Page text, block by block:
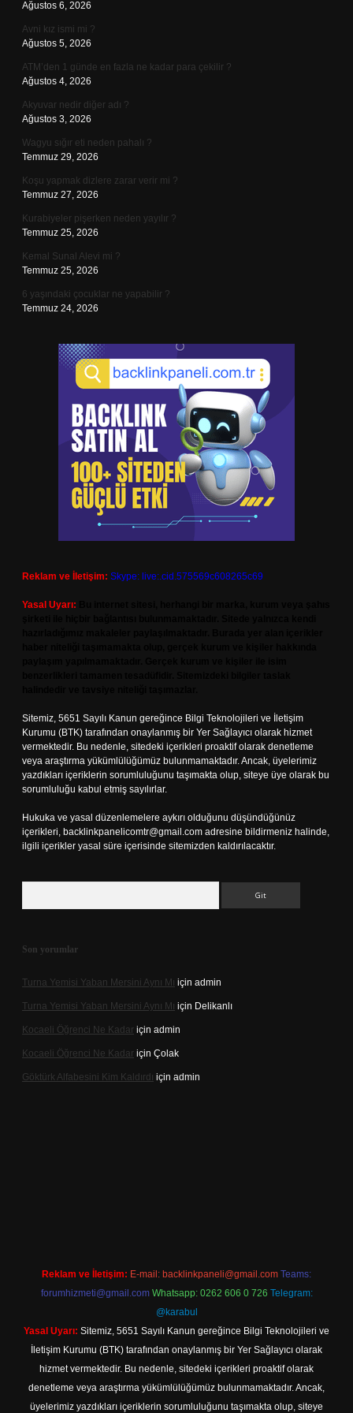
Ağustos 6, 2026
Avni kız ismi mi ?
Ağustos 5, 2026
ATM’den 1 günde en fazla ne kadar para çekilir ?
Ağustos 4, 2026
Akyuvar nedir diğer adı ?
Ağustos 3, 2026
Wagyu sığır eti neden pahalı ?
Temmuz 29, 2026
Koşu yapmak dizlere zarar verir mi ?
Temmuz 27, 2026
Kurabiyeler pişerken neden yayılır ?
Temmuz 25, 2026
Kemal Sunal Alevi mi ?
Temmuz 25, 2026
6 yaşındaki çocuklar ne yapabilir ?
Temmuz 24, 2026
Reklam ve İletişim: Skype: live:.cid.575569c608265c69
Yasal Uyarı:
Sitemiz, 5651 Sayılı Kanun gereğince Bilgi Teknolojileri ve İletişim
Kurumu (BTK) tarafından onaylanmış bir Yer Sağlayıcı olarak hizmet
vermektedir. Bu nedenle, sitedeki içerikleri proaktif olarak denetleme
veya araştırma yükümlülüğümüz bulunmamaktadır. Ancak, üyelerimiz
yazdıkları içeriklerin sorumluluğunu taşımakta olup, siteye üye olarak bu
sorumluluğu kabul etmiş sayılırlar.
Hukuka ve yasal düzenlemelere aykırı olduğunu düşündüğünüz
içerikleri, backlinkpanelicomtr@gmail.com adresine bildirmeniz halinde,
ilgili içerikler yasal süre içerisinde sitemizden kaldırılacaktır.
Son yorumlar
Turna Yemisi Yaban Mersini Aynı Mı için admin
Turna Yemisi Yaban Mersini Aynı Mı için Delikanlı
Kocaeli Öğrenci Ne Kadar için admin
Kocaeli Öğrenci Ne Kadar için Çolak
Göktürk Alfabesini Kim Kaldırdı için admin
Reklam ve İletişim: E-mail: backlinkpaneli@gmail.com Teams:
forumhizmeti@gmail.com Whatsapp: 0262 606 0 726 Telegram:
@karabul
Yasal Uyarı: Sitemiz, 5651 Sayılı Kanun gereğince Bilgi Teknolojileri ve
İletişim Kurumu (BTK) tarafından onaylanmış bir Yer Sağlayıcı olarak
hizmet vermektedir. Bu nedenle, sitedeki içerikleri proaktif olarak
denetleme veya araştırma yükümlülüğümüz bulunmamaktadır. Ancak,
üyelerimiz yazdıkları içeriklerin sorumluluğunu taşımakta olup, siteye